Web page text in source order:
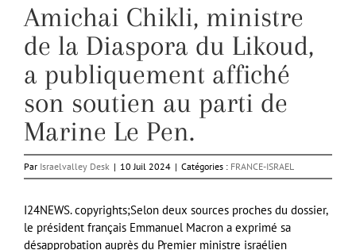
Amichai Chikli, ministre
de la Diaspora du Likoud,
a publiquement affiché
son soutien au parti de
Marine Le Pen.
Par Israelvalley Desk | 10 Juil 2024 | Catégories : FRANCE-ISRAEL
I24NEWS. copyrights;Selon deux sources proches du dossier,
le président français Emmanuel Macron a exprimé sa
désapprobation auprès du Premier ministre israélien